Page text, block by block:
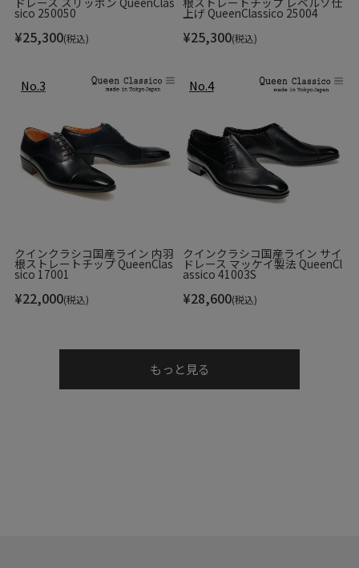
※上記のサイズは当店での参考サイズ目安でございま
す。ブランドや木型によって表記サイズの寸法は異なり
ます。
▼素材
馬毛
▼在庫について
当店は、店頭同時販売のため、売り切れの場合がございま
が、ご了承下さいますよう、お願い致します。
▼その他
写真と実際の商品の色合いが多少異なる場合がございます。
入荷の際すでにお箱が多少破損したもの、汚れのあるものが
ございます。
sico 250050
¥25,300(税込)
上げ QueenClassico 25004
¥25,300(税込)
クインクラシコ国産ライン 内羽
根ストレートチップ QueenClas
sico 17001
¥22,000(税込)
クインクラシコ国産ライン サイ
ドレース マッケイ製法 QueenCl
assico 41003S
¥28,600(税込)
もっと見る